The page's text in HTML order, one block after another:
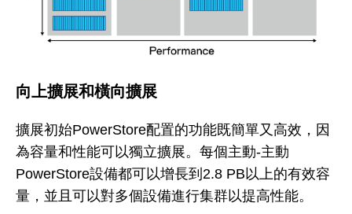
向上擴展和橫向擴展
擴展初始PowerStore配置的功能既簡單又高效，因
為容量和性能可以獨立擴展。每個主動-主動
PowerStore設備都可以增長到2.8 PB以上的有效容
量，並且可以對多個設備進行集群以提高性能。